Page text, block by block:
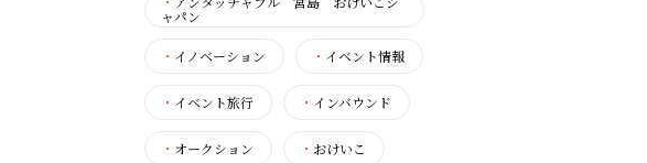
ャパン
・ イノベーション ・ イベント情報
・ イベント旅行 ・ インバウンド
・ オークション ・ おけいこ